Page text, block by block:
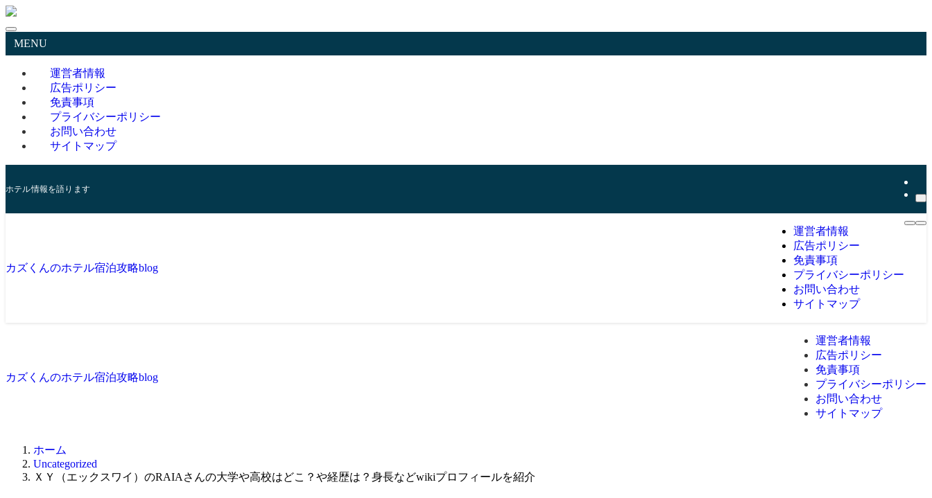
MENU
運営者情報
広告ポリシー
免責事項
プライバシーポリシー
お問い合わせ
サイトマップ
ホテル情報を語ります
カズくんのホテル宿泊攻略blog
運営者情報
広告ポリシー
免責事項
プライバシーポリシー
お問い合わせ
サイトマップ
カズくんのホテル宿泊攻略blog
運営者情報
広告ポリシー
免責事項
プライバシーポリシー
お問い合わせ
サイトマップ
ホーム
Uncategorized
ＸＹ（エックスワイ）のRAIAさんの大学や高校はどこ？や経歴は？身長などwikiプロフィールを紹介